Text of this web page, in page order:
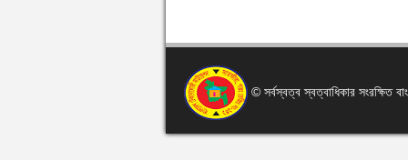
© সর্বস্বত্ব স্বত্বাধিকার সংরক্ষিত